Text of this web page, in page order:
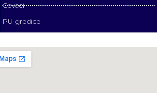
Cevaci
PU gredice